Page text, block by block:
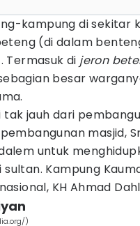
kampung di sekitar
(di dalam
di jeron
besar
jauh dari
masjid,
untuk
Kampung
KH Ahmad
)